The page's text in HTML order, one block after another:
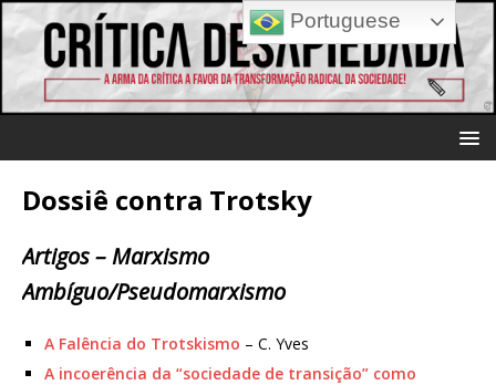
Dossiê contra Trotsky
Artigos – Marxismo
Ambíguo/Pseudomarxismo
A Falência do Trotskismo – C. Yves
A incoerência da “sociedade de transição” como
Portuguese